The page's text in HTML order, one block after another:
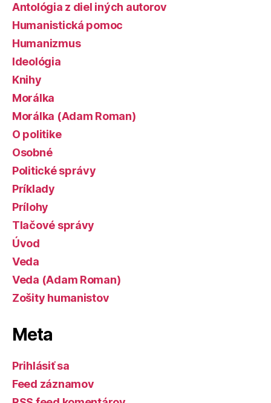
Antológia z diel iných autorov
Humanistická pomoc
Humanizmus
Ideológia
Knihy
Morálka
Morálka (Adam Roman)
O politike
Osobné
Politické správy
Príklady
Prílohy
Tlačové správy
Úvod
Veda
Veda (Adam Roman)
Zošity humanistov
Meta
Prihlásiť sa
Feed záznamov